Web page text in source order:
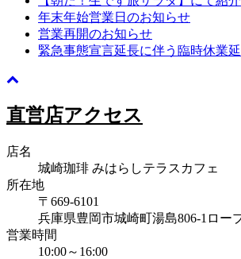
年末年始営業日のお知らせ
営業再開のお知らせ
緊急事態宣言延長に伴う臨時休業
直営店アクセス
店名
城崎珈琲 みはらしテラスカフェ
所在地
〒669-6101
兵庫県豊岡市城崎町湯島806-1ロー
営業時間
10:00～16:00